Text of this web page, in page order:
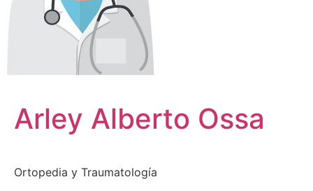
Arley Alberto Ossa
Ortopedia y Traumatología